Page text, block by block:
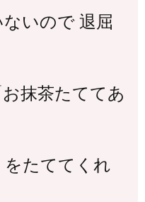
いので 退屈
抹茶たててあ
たててくれ